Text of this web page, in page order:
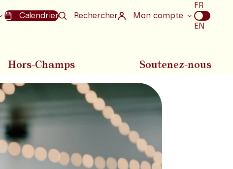
Calendrier Rechercher Mon compte
Choix
de
la
FR
EN
Hors-Champs Soutenez-nous